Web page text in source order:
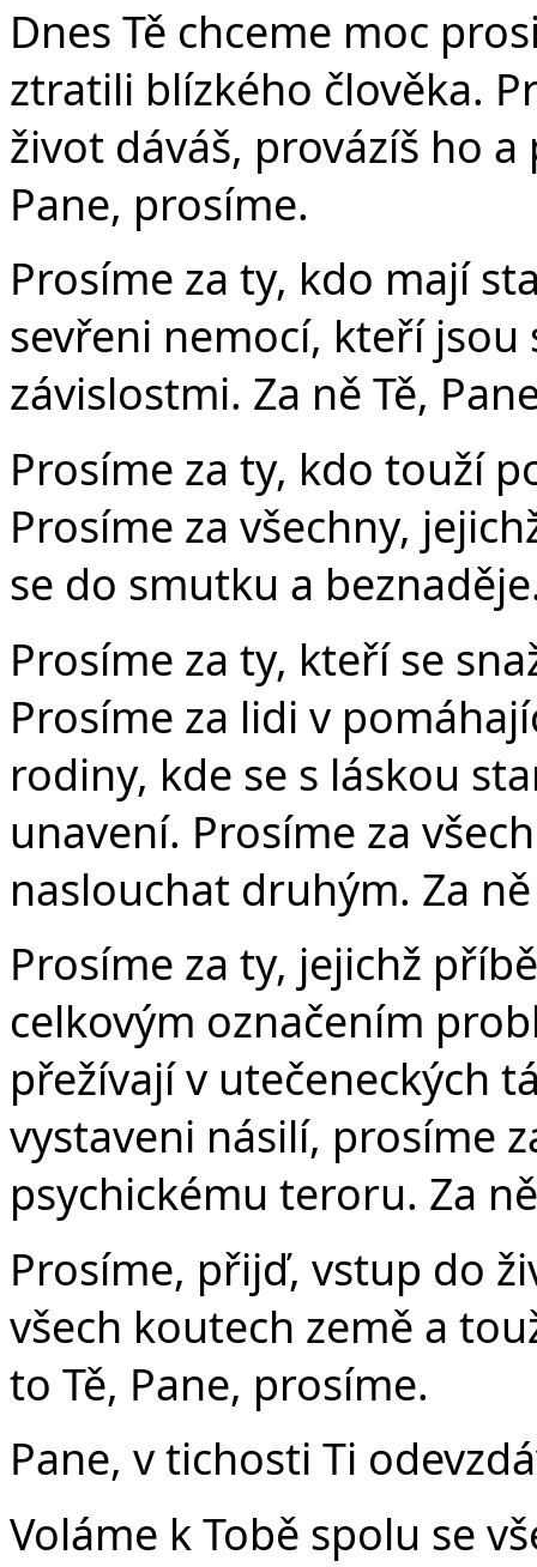
Dnes Tě chceme moc
ztratili blízkého člověka.
život dáváš, provázíš ho
Pane, prosíme.
Prosíme za ty, kdo mají
sevřeni nemocí, kteří
závislostmi. Za ně Tě,
Prosíme za ty, kdo touží
Prosíme za všechny,
se do smutku a
Prosíme za ty, kteří se
Prosíme za lidi v
rodiny, kde se s láskou
unavení. Prosíme za
naslouchat druhým. Za
Prosíme za ty, jejichž
celkovým označením
přežívají v utečeneckých
vystaveni násilí, prosíme
psychickému teroru. Za
Prosíme, přijď, vstup do
všech koutech země a
to Tě, Pane, prosíme.
Pane, v tichosti Ti
Voláme k Tobě spolu se